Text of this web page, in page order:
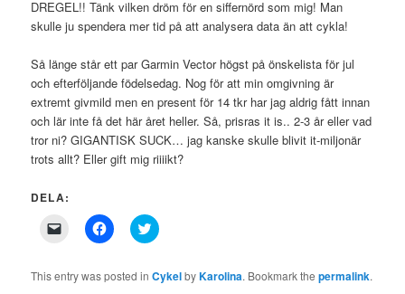
DREGEL!! Tänk vilken dröm för en siffernörd som mig! Man
skulle ju spendera mer tid på att analysera data än att cykla!
Så länge står ett par Garmin Vector högst på önskelista för jul
och efterföljande födelsedag. Nog för att min omgivning är
extremt givmild men en present för 14 tkr har jag aldrig fått innan
och lär inte få det här året heller. Så, prisras it is.. 2-3 år eller vad
tror ni? GIGANTISK SUCK… jag kanske skulle blivit it-miljonär
trots allt? Eller gift mig riiiikt?
DELA:
Click
link
to
Click
to
Facebook
(Opens
Click
to
Twitter
(Opens
This entry was posted inCykelbyKarolina. Bookmark thepermalink.